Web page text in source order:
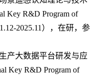
Key R&D Program of
2025.11 ），在研，参
产大数据平台研发与应
Key R&D Program of